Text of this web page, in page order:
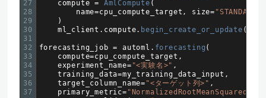
27
28
29
30
31
32
33
34
35
36
37
compute = AmlCompute (
name=cpu_compute_target , size=
)
ml_client . compute. begin_create_or_update (
forecasting_job = automl . forecasting (
compute=cpu_compute_target ,
experiment_name= "<実験名>" ,
training_data=my_training_data_input ,
target_column_name= "<ターゲット列>" ,
primary_metric=